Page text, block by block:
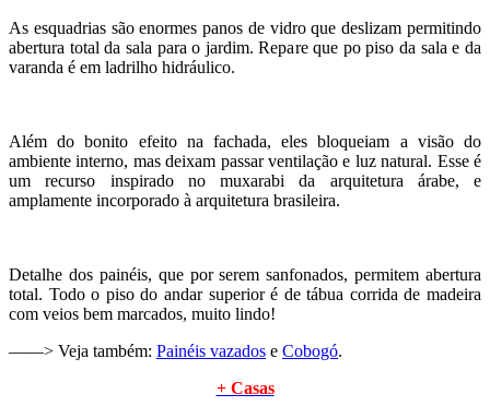
As esquadrias são enormes panos de vidro que deslizam permitindo
abertura total da sala para o jardim. Repare que po piso da sala e da
varanda é em ladrilho hidráulico.
Além do bonito efeito na fachada, eles bloqueiam a visão do
ambiente interno, mas deixam passar ventilação e luz natural. Esse é
um recurso inspirado no muxarabi da arquitetura árabe, e
amplamente incorporado à arquitetura brasileira.
Detalhe dos painéis, que por serem sanfonados, permitem abertura
total. Todo o piso do andar superior é de tábua corrida de madeira
com veios bem marcados, muito lindo!
——> Veja também: Painéis vazados e Cobogó.
+ Casas